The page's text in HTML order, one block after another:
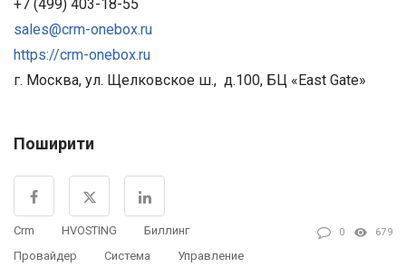
+7 (499) 403-18-55
sales@crm-onebox.ru
https://crm-onebox.ru
г. Москва, ул. Щелковское ш., д.100, БЦ «East Gate»
Поширити
Crm HVOSTING
Биллинг
Провайдер
Система Управление
0 679